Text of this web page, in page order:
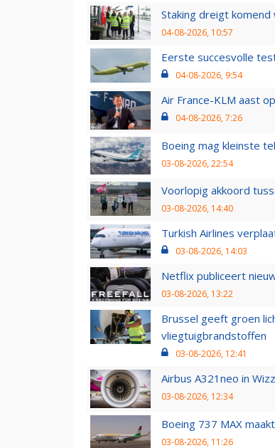
Staking dreigt komend
04-08-2026, 10:57
Eerste succesvolle
04-08-2026, 9:54
Air France-KLM aast
04-08-2026, 7:26
Boeing mag kleinste
03-08-2026, 22:54
Voorlopig akkoord
03-08-2026, 14:40
Turkish Airlines
03-08-2026, 14:03
Netflix publiceert
03-08-2026, 13:22
Brussel geeft groen
vliegtuigbrandstoffen
03-08-2026, 12:41
Airbus A321neo in
03-08-2026, 12:34
Boeing 737 MAX
03-08-2026, 11:26